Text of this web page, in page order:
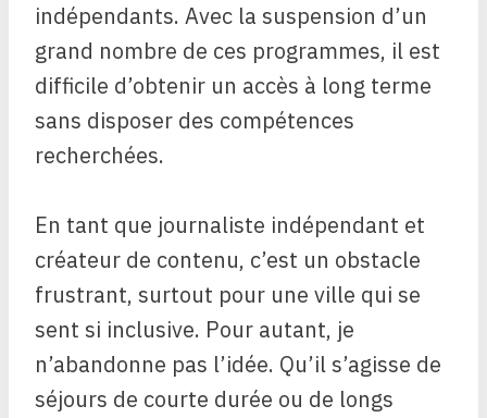
indépendants. Avec la suspension d’un
grand nombre de ces programmes, il est
difficile d’obtenir un accès à long terme
sans disposer des compétences
recherchées.
En tant que journaliste indépendant et
créateur de contenu, c’est un obstacle
frustrant, surtout pour une ville qui se
sent si inclusive. Pour autant, je
n’abandonne pas l’idée. Qu’il s’agisse de
séjours de courte durée ou de longs